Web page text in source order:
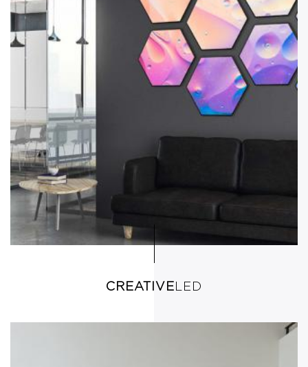
CREATIVE LED